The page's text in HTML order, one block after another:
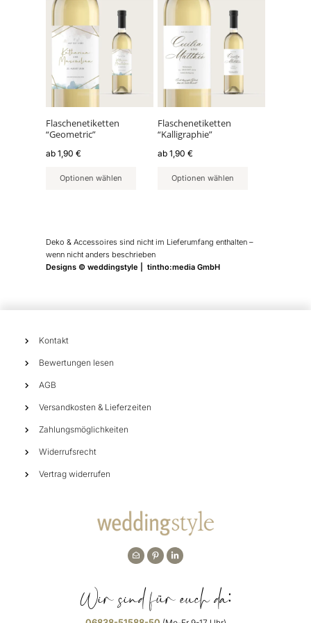
Flaschenetiketten
“Geometric”
ab 1,90 €
Optionen wählen
Dieses
weist
mehrere
Varianten
auf.
Die
Optionen
können
auf
der
gewählt
Flaschenetiketten
“Kalligraphie”
ab1,90€
Optionen wählen
Dieses
weist
mehrere
Varianten
Die
Optionen
können
auf
der
gewählt
Deko & Accessoires sind nicht im Lieferumfang enthalten –
wenn nicht anders beschrieben
Designs © weddingstyle | tintho:media GmbH
Kontakt
Bewertungen lesen
AGB
Versandkosten & Lieferzeiten
Zahlungsmöglichkeiten
Widerrufsrecht
Vertrag widerrufen
Wir sind für euch da: